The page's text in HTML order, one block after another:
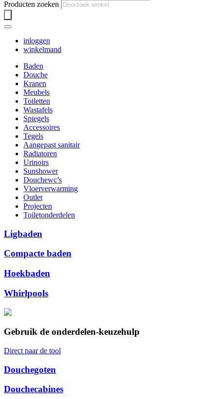
Producten zoeken
inloggen
winkelmand
Baden
Douche
Kranen
Meubels
Toiletten
Wastafels
Spiegels
Accessoires
Tegels
Aangepast sanitair
Radiatoren
Urinoirs
Sunshower
Douchewc’s
Vloerverwarming
Outlet
Projecten
Toiletonderdelen
Ligbaden
Compacte baden
Hoekbaden
Whirlpools
Gebruik de onderdelen-keuzehulp
Direct naar de tool
Douchegoten
Douchecabines